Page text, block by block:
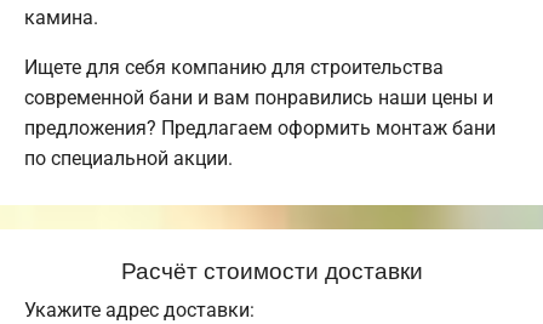
камина.
Ищете для себя компанию для строительства
современной бани и вам понравились наши цены и
предложения? Предлагаем оформить монтаж бани
по специальной акции.
Расчёт стоимости доставки
Укажите адрес доставки: